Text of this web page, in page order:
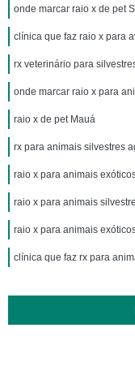
onde marcar raio x de pet
clínica que faz raio x para
rx veterinário para
onde marcar raio x para
raio x de pet Mauá
rx para animais silvestres
raio x para animais
raio x para animais
raio x para animais
clínica que faz rx para